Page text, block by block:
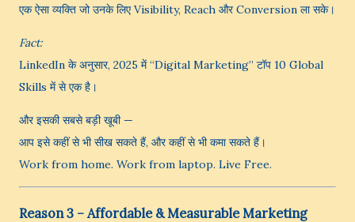
एक ऐसा व्यक्ति जो उनके लिए Visibility, Reach और Conversion ला सके।
Fact:
LinkedIn के अनुसार, 2025 में “Digital Marketing” टॉप 10 Global
Skills में से एक है।
और इसकी सबसे बड़ी खूबी —
आप इसे कहीं से भी सीख सकते हैं, और कहीं से भी कमा सकते हैं।
Work from home. Work from laptop. Live Free.
Reason 3 – Affordable & Measurable Marketing